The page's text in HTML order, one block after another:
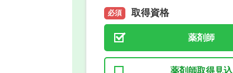
必須 取得資格
薬剤師
薬剤師取得見込